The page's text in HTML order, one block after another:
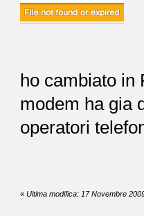
ho cambiato in
modem ha gia
operatori
« Ultima modifica: 17 Novembre